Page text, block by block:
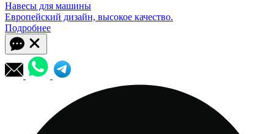
Навесы для машины
Европейский дизайн, высокое качество.
Подробнее